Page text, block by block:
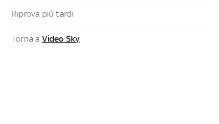
Riprova più tardi
Torna a Video Sky